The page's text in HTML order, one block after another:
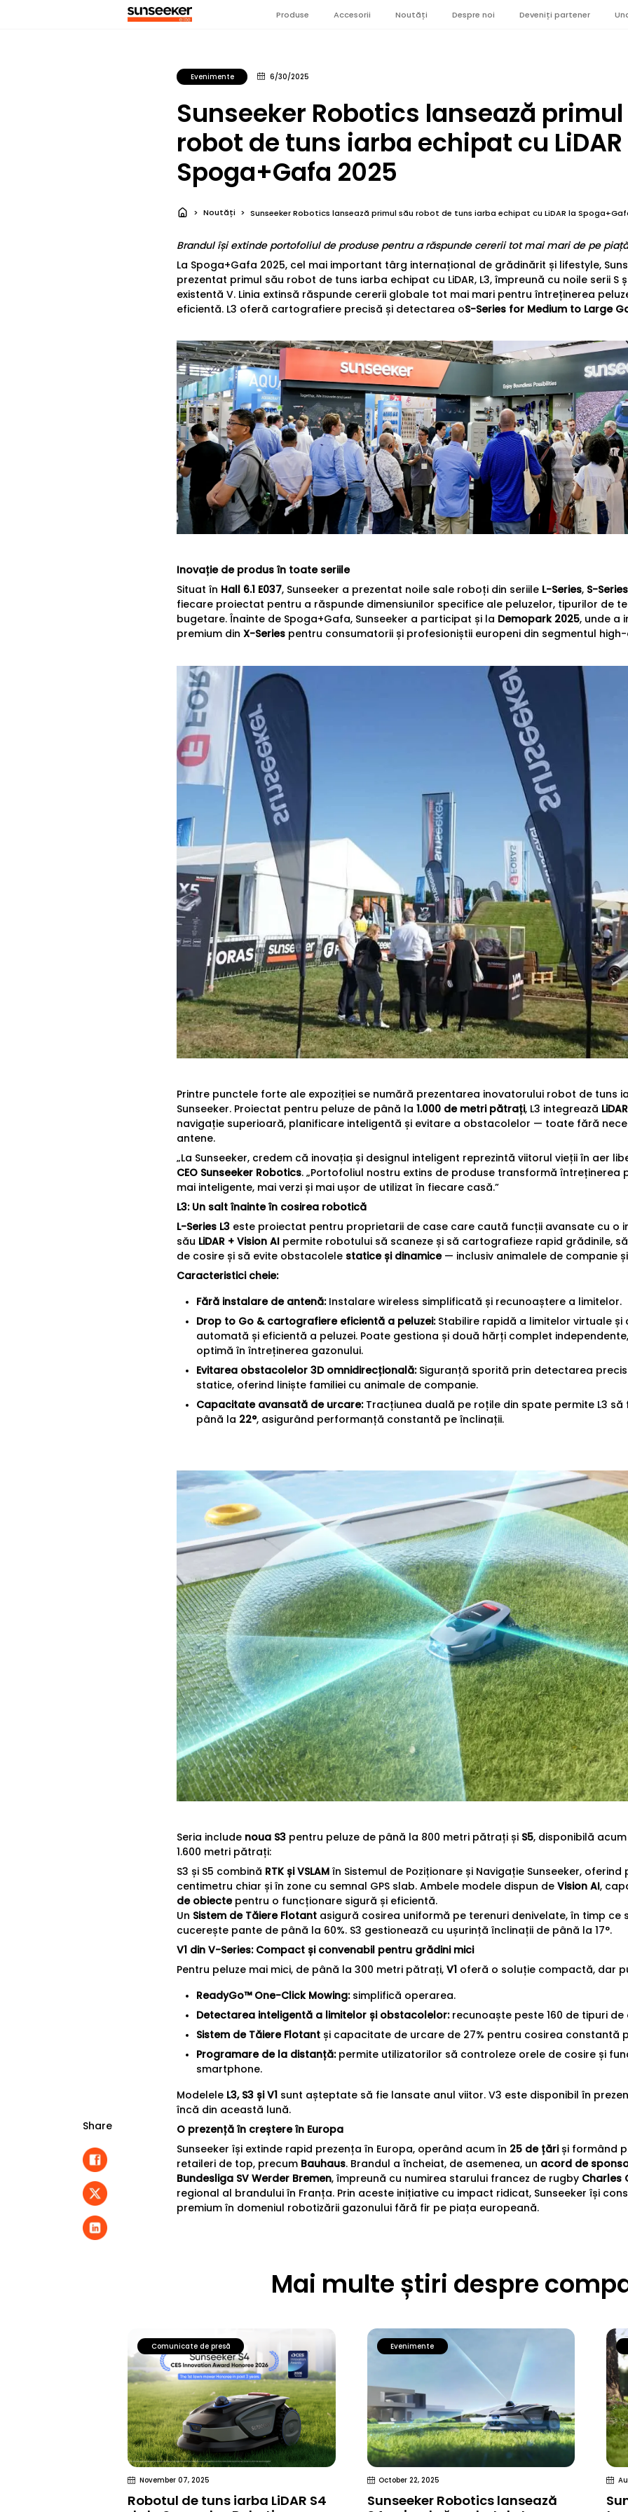
Produse Accesorii Noutăți Despre noi Deveniți partener
Evenimente 6/30/2025
Sunseeker Robotics lansează
robot de tuns iarba echipat cu
Spoga+Gafa 2025
Noutăți Sunseeker Robotics lansează primul său robot de tuns iarba echipat cu LiDAR la
Share
Brandul își extinde portofoliul de produse pentru a răspunde cererii tot mai mari de pe piață
La Spoga+Gafa 2025, cel mai important târg internațional de grădinărit și lifestyle,
prezentat primul său robot de tuns iarba echipat cu LiDAR, L3, împreună cu noile serii S
existentă V. Linia extinsă răspunde cererii globale tot mai mari pentru întreținerea
eficientă. L3 oferă cartografiere precisă și detectarea oS-Series for Medium to Large
Inovație de produs în toate seriile
Situat în Hall 6.1 E037, Sunseeker a prezentat noile sale roboți din seriile L-Series, S-Series
fiecare proiectat pentru a răspunde dimensiunilor specifice ale peluzelor, tipurilor de
bugetare. Înainte de Spoga+Gafa, Sunseeker a participat și la Demopark 2025, unde a
premium din X-Series pentru consumatorii și profesioniștii europeni din segmentul
Printre punctele forte ale expoziției se numără prezentarea inovatorului robot de tuns
Sunseeker. Proiectat pentru peluze de până la 1.000 de metri pătrați, L3 integrează
navigație superioară, planificare inteligentă și evitare a obstacolelor — toate fără
antene.
„La Sunseeker, credem că inovația și designul inteligent reprezintă viitorul vieții în aer
CEO Sunseeker Robotics. „Portofoliul nostru extins de produse transformă întreținerea
mai inteligente, mai verzi și mai ușor de utilizat în fiecare casă.”
L3: Un salt înainte în cosirea robotică
L-Series L3 este proiectat pentru proprietarii de case care caută funcții avansate cu o
său LiDAR + Vision AI permite robotului să scaneze și să cartografieze rapid grădinile,
de cosire și să evite obstacolele statice și dinamice— inclusiv animalele de companie
Caracteristici cheie:
Fără instalare de antenă:Instalare wireless simplificată și recunoaștere a limitelor.
Drop to Go & cartografiere eficientă a peluzei:Stabilire rapidă a limitelor virtuale
automată și eficientă a peluzei. Poate gestiona și două hărți complet
optimă în întreținerea gazonului.
Evitarea obstacolelor 3D omnidirecțională:Siguranță sporită prin detectarea
statice, oferind liniște familiei cu animale de companie.
Capacitate avansată de urcare:Tracțiunea duală pe roțile din spate permite L3
până la 22°, asigurând performanță constantă pe înclinații.
Seria include noua S3 pentru peluze de până la 800 metri pătrați și S5, disponibilă
1.600 metri pătrați:
S3 și S5 combină RTK și VSLAM în Sistemul de Poziționare și Navigație Sunseeker, oferind
centimetru chiar și în zone cu semnal GPS slab. Ambele modele dispun de Vision AI,
de obiectepentru o funcționare sigură și eficientă.
Un Sistem de Tăiere Flotant asigură cosirea uniformă pe terenuri denivelate, în timp ce
cucerește pante de până la 60%. S3 gestionează cu ușurință înclinații de până la 17°.
V1 din V-Series: Compact și convenabil pentru grădini mici
Pentru peluze mai mici, de până la 300 metri pătrați, V1 oferă o soluție compactă, dar
ReadyGo™ One-Click Mowing:simplifică operarea.
Detectarea inteligentă a limitelor și obstacolelor:recunoaște peste 160 de tipuri de
Sistem de Tăiere Flotantși capacitate de urcare de 27% pentru cosirea constantă
Programare de la distanță:permite utilizatorilor să controleze orele de cosire și
smartphone.
Modelele L3, S3 și V1 sunt așteptate să fie lansate anul viitor. V3 este disponibil în
încă din această lună.
O prezență în creștere în Europa
Sunseeker își extinde rapid prezența în Europa, operând acum în 25 de țăriși formând
retaileri de top, precum Bauhaus. Brandul a încheiat, de asemenea, un acord de
Bundesliga SV Werder Bremen, împreună cu numirea starului francez de rugby Charles
regional al brandului în Franța. Prin aceste inițiative cu impact ridicat, Sunseeker își
premium în domeniul robotizării gazonului fără fir pe piața europeană.
Mai multe știri despre
Comunicate de presă
November 07, 2025
Robotul de tuns iarba LiDAR S4
Evenimente
October 22, 2025
Sunseeker Robotics lansează